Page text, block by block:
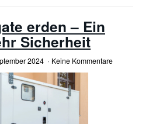
erden – Ein
Sicherheit
2024 Keine Kommentare